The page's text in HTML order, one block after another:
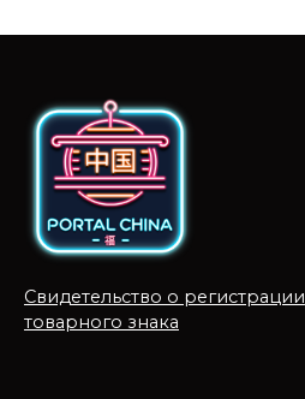
Свидетельство о регистрации
товарного знака